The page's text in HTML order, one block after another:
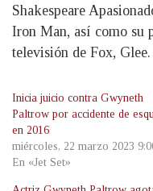
Shakespeare
Iron Man, así como su
televisión de Fox, Glee.
Inicia juicio contra Gwyneth
Paltrow por accidente de
en 2016
miércoles, 22 marzo 2023
En «Jet Set»